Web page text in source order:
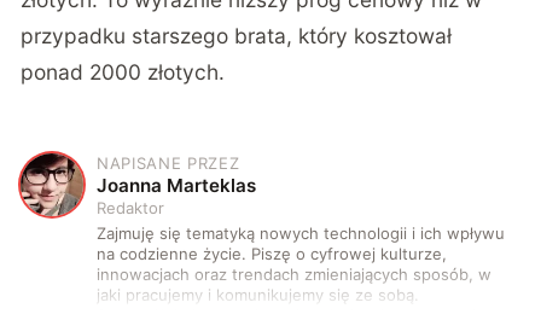
przypadku starszego brata, który kosztował
ponad 2000 złotych.
J
NAPISANE PRZEZ
Joanna Marteklas
Redaktor
Zajmuję się tematyką nowych technologii i ich wpływu
na codzienne życie. Piszę o cyfrowej kulturze,
innowacjach oraz trendach zmieniających sposób, w
jaki pracujemy i komunikujemy się ze sobą.